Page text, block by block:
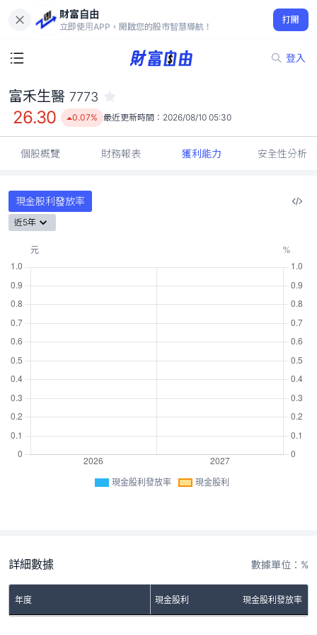
財富自由
立即使用APP，開啟您的股市智慧導航！
打開
登入
26.30
0.07%
富禾生醫 7773
26.30 0.07% 最近更新時間： 2026/08/10 05:30
個股概覽 財務報表 獲利能力 安全性分析
現金股利發放率
近5年
現金股利發放率 現金股利
詳細數據 數據單位：%
年度 現金股利 現金股利發放率